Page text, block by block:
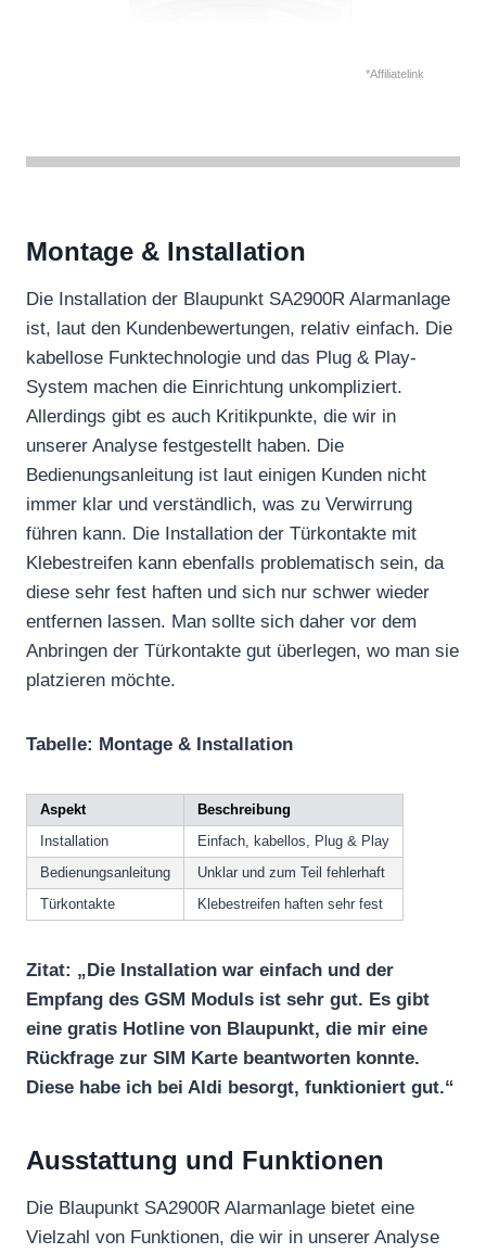
*Affiliatelink
Montage & Installation
Die Installation der Blaupunkt SA2900R Alarmanlage
ist, laut den Kundenbewertungen, relativ einfach. Die
kabellose Funktechnologie und das Plug & Play-
System machen die Einrichtung unkompliziert.
Allerdings gibt es auch Kritikpunkte, die wir in
unserer Analyse festgestellt haben. Die
Bedienungsanleitung ist laut einigen Kunden nicht
immer klar und verständlich, was zu Verwirrung
führen kann. Die Installation der Türkontakte mit
Klebestreifen kann ebenfalls problematisch sein, da
diese sehr fest haften und sich nur schwer wieder
entfernen lassen. Man sollte sich daher vor dem
Anbringen der Türkontakte gut überlegen, wo man sie
platzieren möchte.
Tabelle: Montage & Installation
Aspekt
Beschreibung
Installation
Einfach, kabellos, Plug & Play
Bedienungsanleitung
Unklar und zum Teil fehlerhaft
Türkontakte
Klebestreifen haften sehr fest
Zitat: „Die Installation war einfach und der
Empfang des GSM Moduls ist sehr gut. Es gibt
eine gratis Hotline von Blaupunkt, die mir eine
Rückfrage zur SIM Karte beantworten konnte.
Diese habe ich bei Aldi besorgt, funktioniert gut.“
Ausstattung und Funktionen
Die Blaupunkt SA2900R Alarmanlage bietet eine
Vielzahl von Funktionen, die wir in unserer Analyse